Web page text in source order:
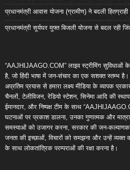
प्रधानमंत्री आवास योजना (ग्रामीण) ने बदली हितग्राही
प्रधानमंत्री सूर्यघर मुफ्त बिजली योजना से बदल रही
“AAJHIJAAGO.COM” लाइव स्ट्रीमिंग सुविधाओं
है, जो हिंदी भाषा में जन-संचार का एक सशक्त स्तम्भ
अप्रतिम प्रयास से हमारा लक्ष्य मीडिया के व्यापक
चैनलों, टेलीविजन, रेडियो स्टेशन, सिनेमा आदि की
ईमानदार, और निष्पक्ष टीम के साथ
घटनाओं पर प्रकाश डालना, उनका गुणात्मक और
समस्याओं को उजागर करना, सरकार की जन-
जनता की इच्छाओं, विचारों को समझना और उन्हें व्यक्त
के साथ लोकतांत्रिक परम्पराओं की रक्षा करना है।